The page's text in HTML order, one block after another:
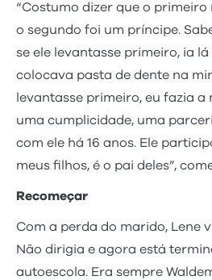
“Costumo dizer que o
o segundo foi um príncipe.
se ele levantasse primeiro, ia
colocava pasta de dente na
levantasse primeiro, eu fazia a
uma cumplicidade, uma
com ele há 16 anos. Ele
meus filhos, é o pai deles”,
Recomeçar
Com a perda do marido, Lene
Não dirigia e agora está
autoescola. Era sempre